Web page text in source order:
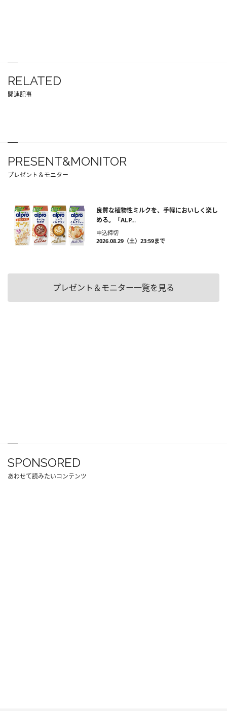
RELATED
関連記事
PRESENT&MONITOR
プレゼント＆モニター
良質な植物性ミルクを、手軽においしく楽し
める。「ALP...
申込締切
2026.08.29（土）23:59まで
プレゼント＆モニター一覧を見る
SPONSORED
あわせて読みたいコンテンツ